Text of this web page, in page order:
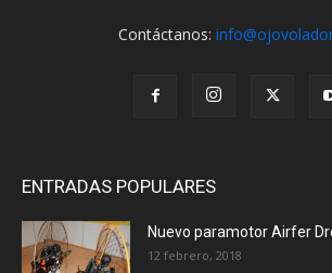
Contáctanos:
ENTRADAS POPULARES
Nuevo paramotor Airfer
12 febrero, 2018